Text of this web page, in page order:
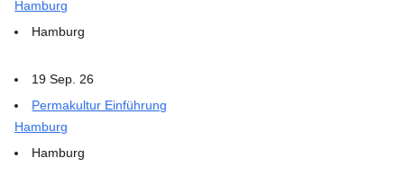
Hamburg
Hamburg
19 Sep. 26
Permakultur Einführung
Hamburg
Hamburg